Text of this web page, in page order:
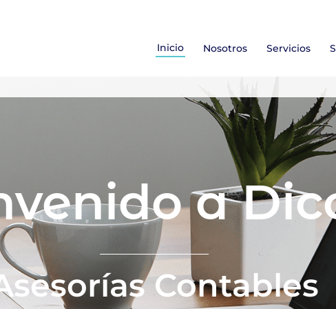
Inicio Nosotros Servicios
a
Contables